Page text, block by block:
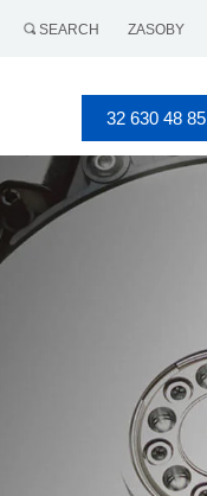
SEARCH ZASOBY
32 630 48 85